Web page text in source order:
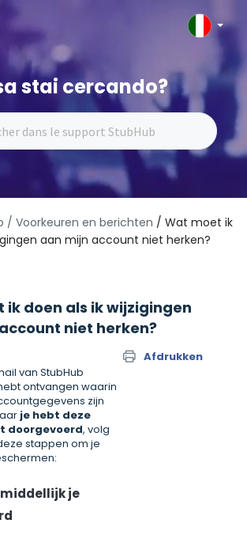
stai cercando?
/ Voorkeuren en berichten / Wat moet ik
aan mijn account niet herken?
ik doen als ik wijzigingen
niet herken?
Afdrukken
van StubHub
ontvangen waarin
zijn
je hebt deze
doorgevoerd, volg
stappen om je
je